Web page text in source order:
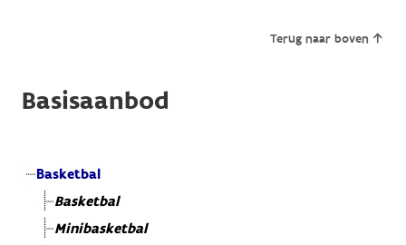
Terug naar boven
Basisaanbod
Basketbal
Basketbal
Minibasketbal